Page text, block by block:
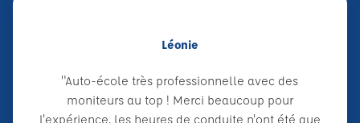
Léonie
"Auto-école très professionnelle avec des
moniteurs au top ! Merci beaucoup pour
l'expérience, les heures de conduite n'ont été que